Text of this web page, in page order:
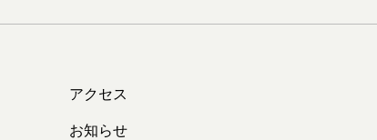
アクセス
お知らせ